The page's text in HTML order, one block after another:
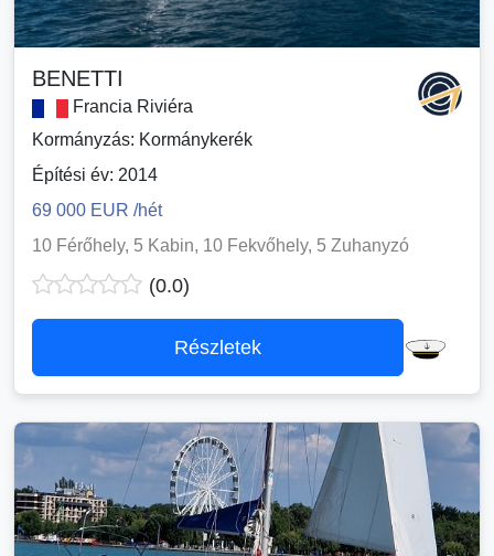
BENETTI
Francia Riviéra
Kormányzás: Kormánykerék
Építési év: 2014
69 000 EUR /hét
10 Férőhely, 5 Kabin, 10 Fekvőhely, 5 Zuhanyzó
(0.0)
Részletek